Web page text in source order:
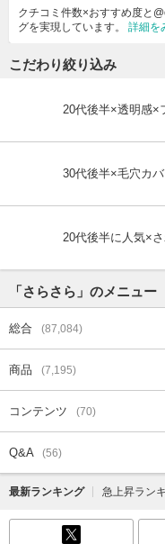
クチコミ件数×おすすめ度と
グを実現しています。 詳細を
こだわり絞り込み
20代後半×透明感×
30代後半×毛穴カ
20代後半に人気×
「さらさら」のメニュー
総合 (87,084)
商品 (7,195)
コンテンツ (70)
Q&A (56)
最新ランキング 急上昇ラン